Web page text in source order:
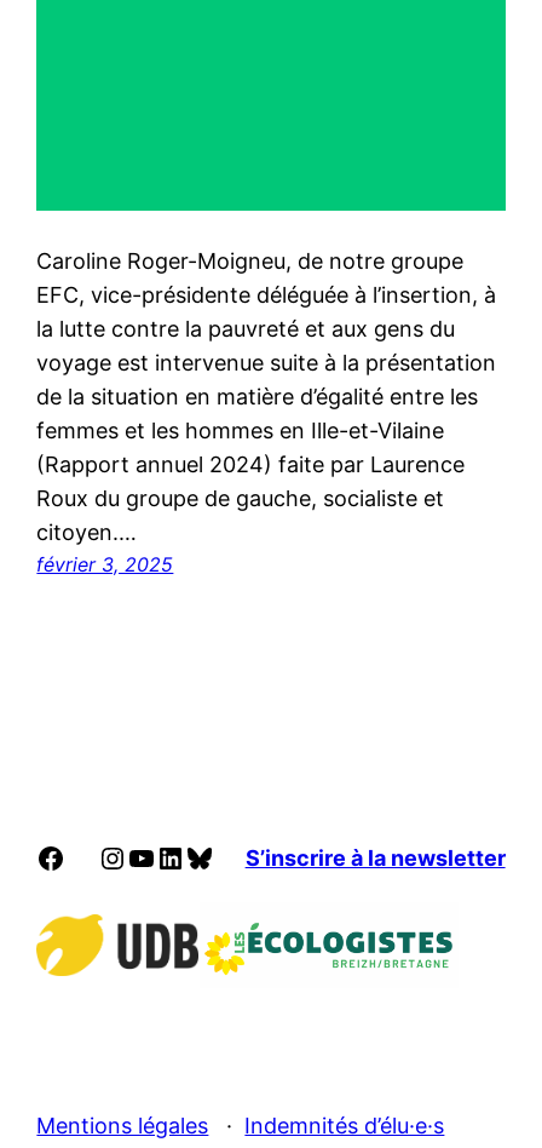
Caroline Roger-Moigneu, de notre groupe
EFC, vice-présidente déléguée à l’insertion, à
la lutte contre la pauvreté et aux gens du
voyage est intervenue suite à la présentation
de la situation en matière d’égalité entre les
femmes et les hommes en Ille-et-Vilaine
(Rapport annuel 2024) faite par Laurence
Roux du groupe de gauche, socialiste et
citoyen.…
février 3, 2025
Facebook
Instagram
YouTube
LinkedIn
BlueskyS’inscrire à la newsletter
Mentions légales · Indemnités d’élu·e·s